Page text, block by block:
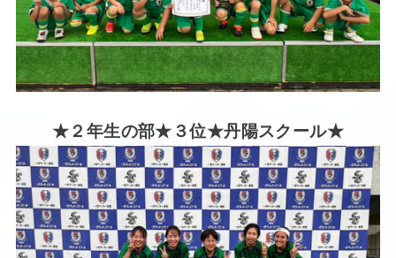
★２年生の部★３位★丹陽スクール★